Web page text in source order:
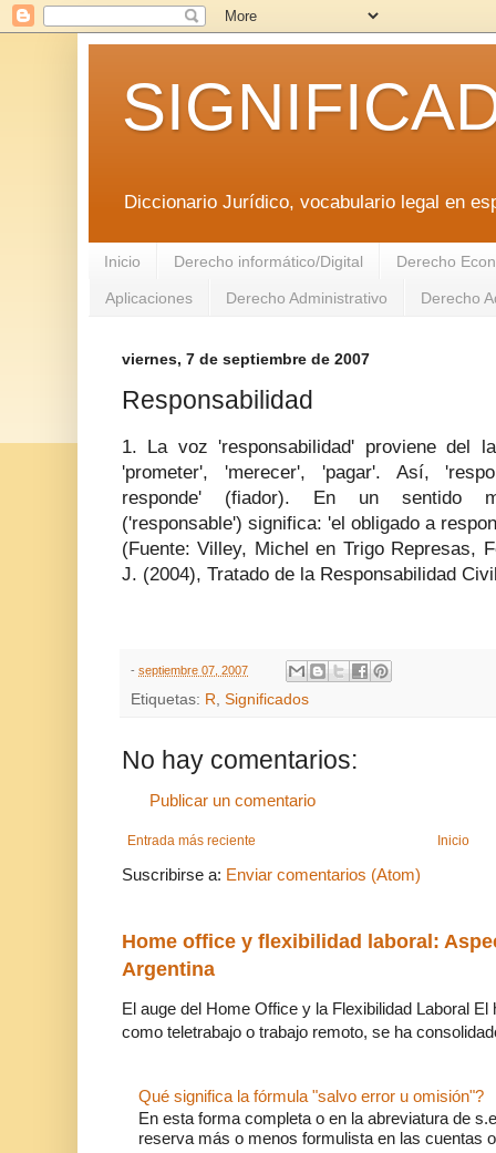
Diccionario Jurídico, vocabulario legal en
Inicio Derecho informático/Digital Derecho
Aplicaciones Derecho Administrativo Derecho
viernes, 7 de septiembre de 2007
Responsabilidad
1. La voz 'responsabilidad' proviene del
'prometer', 'merecer', 'pagar'. Así,
responde' (fiador). En un sentido
('responsable') significa: 'el obligado a
(Fuente: Villey, Michel en Trigo Represas,
J. (2004), Tratado de la Responsabilidad
- septiembre 07, 2007
Etiquetas: R, Significados
No hay comentarios:
Publicar un comentario
Entrada más reciente Inicio
Suscribirse a: Enviar comentarios (Atom)
Home office y flexibilidad laboral:
Argentina
El auge del Home Office y la Flexibilidad Laboral
como teletrabajo o trabajo remoto, se ha
Qué significa la fórmula "salvo error u omisión"?
En esta forma completa o en la abreviatura de
reserva más o menos formulista en las cuentas